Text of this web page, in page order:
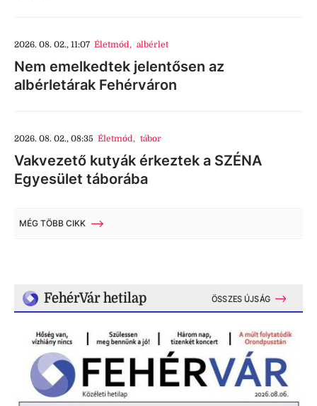
2026. 08. 02., 11:07 Életmód, albérlet
Nem emelkedtek jelentősen az
albérletárak Fehérváron
2026. 08. 02., 08:35 Életmód, tábor
Vakvezető kutyák érkeztek a SZÉNA
Egyesület táborába
MÉG TÖBB CIKK
FehérVár hetilap ÖSSZES ÚJSÁG